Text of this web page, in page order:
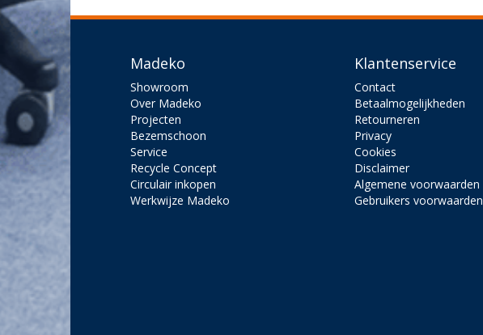
Madeko
Showroom
Over Madeko
Projecten
Bezemschoon
Service
Recycle Concept
Circulair inkopen
Werkwijze Madeko
Klantenservice
Contact
Betaalmogelijkheden
Retourneren
Privacy
Cookies
Disclaimer
Algemene voorwaarden
Gebruikers voorwaarden